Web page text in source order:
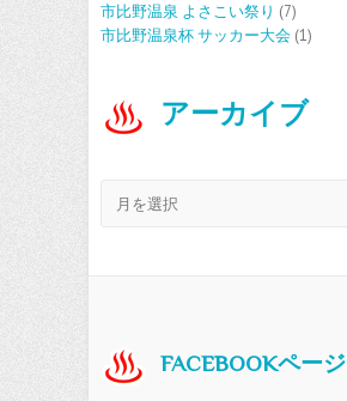
市比野温泉 よさこい祭り (7)
市比野温泉杯 サッカー大会 (1)
アーカイブ
FACEBOOKページ